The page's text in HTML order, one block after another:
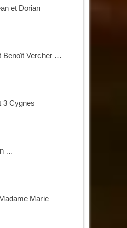
et Dorian
Benoît Vercher …
3 Cygnes
…
Marie